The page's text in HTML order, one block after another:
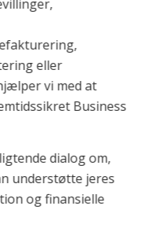
eller
vi med at
Business
dialog om,
understøtte jeres
og finansielle